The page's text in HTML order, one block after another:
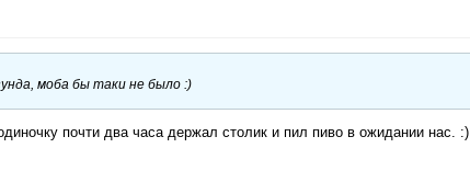
моба бы таки не было :)
почти два часа держал столик и пил пиво в ожидании нас. :)